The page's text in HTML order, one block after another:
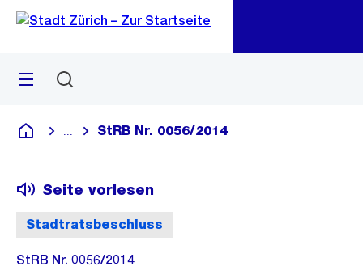
Navigation
Sprunglink
Menü
Deutsch
Blende alle Breadcrumbs ein
StRB Nr. 0056/2014
Stadtratsbeschluss
Seite vorlesen
StRB Nr. 0056/2014